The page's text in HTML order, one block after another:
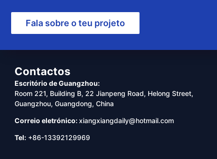
Fala sobre o teu projeto
Contactos
Escritório de Guangzhou:
Room 221, Building B, 22 Jianpeng Road, Helong Street,
Guangzhou, Guangdong, China
Correio eletrónico:xiangxiangdaily@hotmail.com
Tel: +86-13392129969